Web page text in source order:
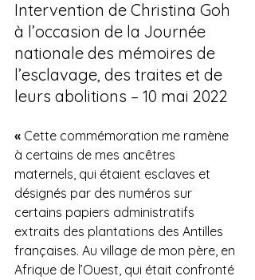
Intervention de Christina Goh
à l’occasion de la Journée
nationale des mémoires de
l’esclavage, des traites et de
leurs abolitions – 10 mai 2022
« Cette commémoration me ramène
à certains de mes ancêtres
maternels, qui étaient esclaves et
désignés par des numéros sur
certains papiers administratifs
extraits des plantations des Antilles
françaises. Au village de mon père, en
Afrique de l’Ouest, qui était confronté